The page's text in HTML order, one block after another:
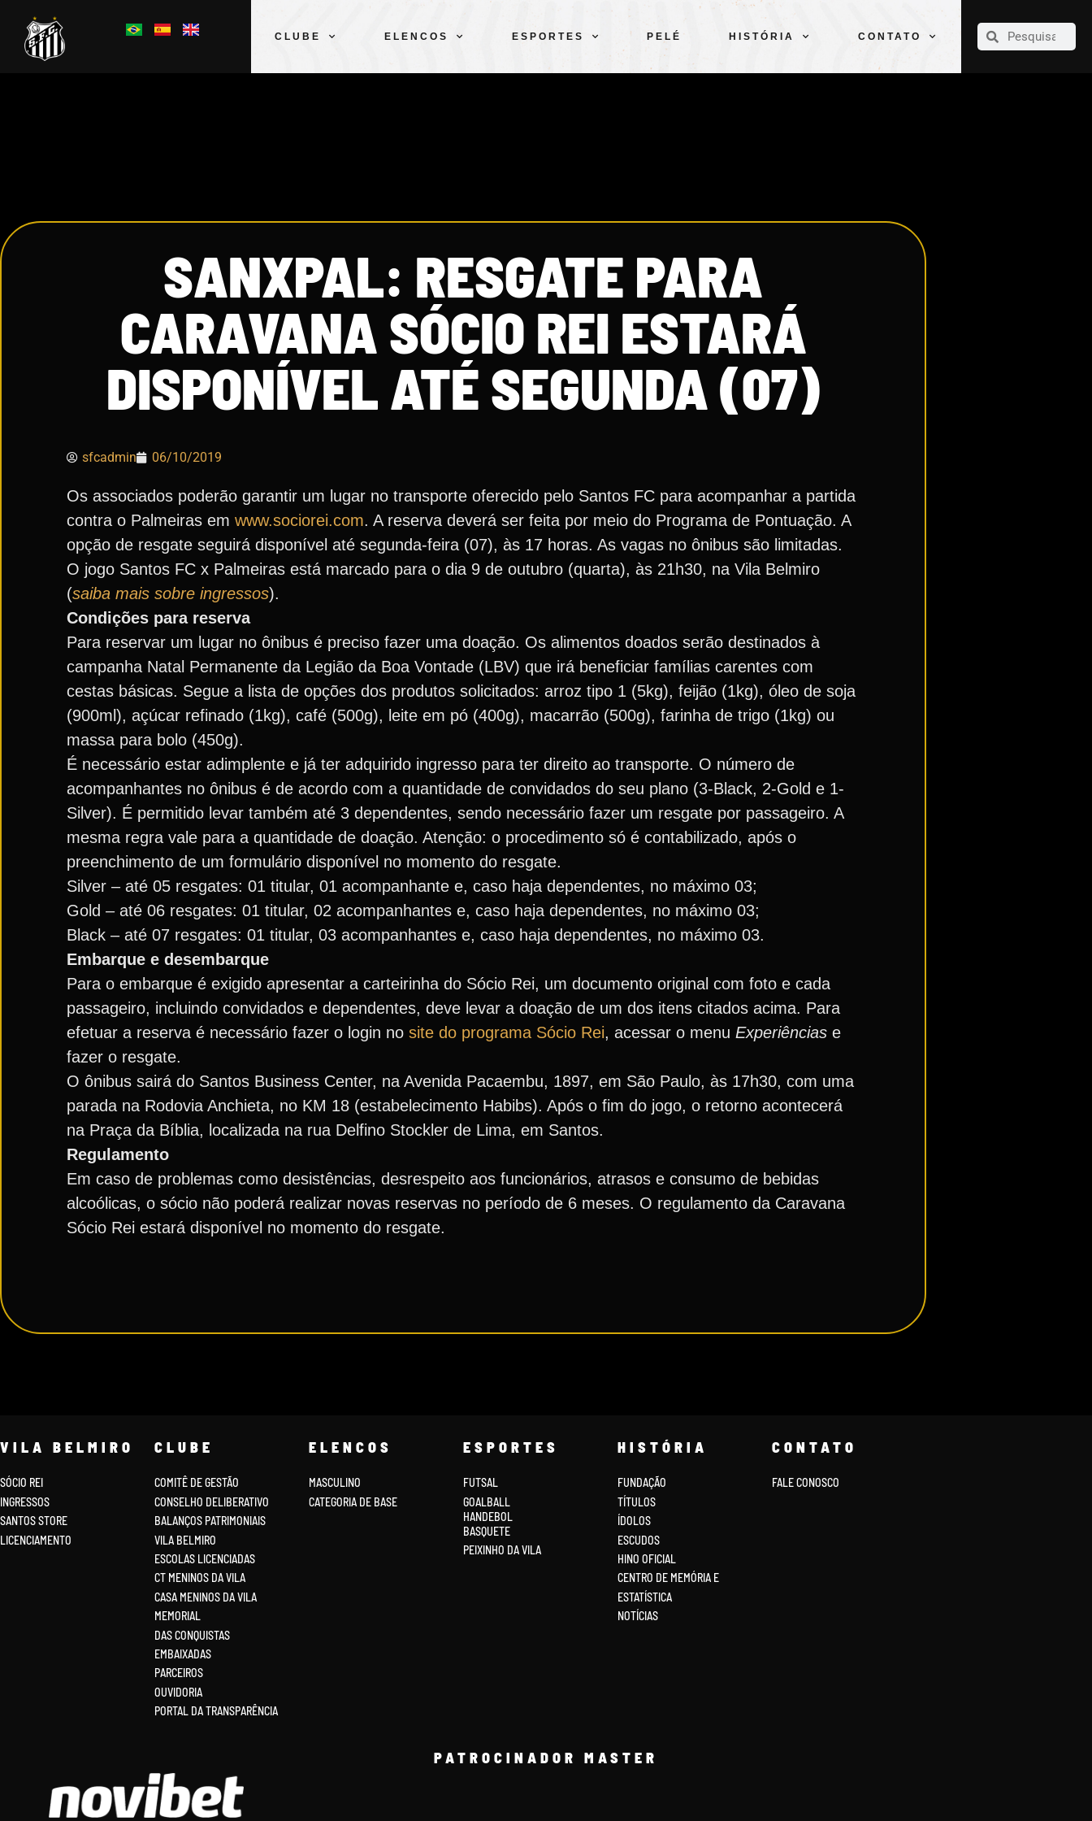
CLUBE ELENCOS ESPORTES PELÉ HISTÓRIA CONTATO
CLUBE
SANXPAL: RESGATE PARA
CARAVANA SÓCIO REI ESTARÁ
DISPONÍVEL ATÉ SEGUNDA (07)
sfcadmin 06/10/2019
Os associados poderão garantir um lugar no transporte oferecido pelo Santos FC para acompanhar a partida
contra o Palmeiras em www.sociorei.com. A reserva deverá ser feita por meio do Programa de Pontuação. A
opção de resgate seguirá disponível até segunda-feira (07), às 17 horas. As vagas no ônibus são limitadas.
O jogo Santos FC x Palmeiras está marcado para o dia 9 de outubro (quarta), às 21h30, na Vila Belmiro
(saiba mais sobre ingressos).
Condições para reserva
Para reservar um lugar no ônibus é preciso fazer uma doação. Os alimentos doados serão destinados à
campanha Natal Permanente da Legião da Boa Vontade (LBV) que irá beneficiar famílias carentes com
cestas básicas. Segue a lista de opções dos produtos solicitados: arroz tipo 1 (5kg), feijão (1kg), óleo de soja
(900ml), açúcar refinado (1kg), café (500g), leite em pó (400g), macarrão (500g), farinha de trigo (1kg) ou
massa para bolo (450g).
É necessário estar adimplente e já ter adquirido ingresso para ter direito ao transporte. O número de
acompanhantes no ônibus é de acordo com a quantidade de convidados do seu plano (3-Black, 2-Gold e 1-
Silver). É permitido levar também até 3 dependentes, sendo necessário fazer um resgate por passageiro. A
mesma regra vale para a quantidade de doação. Atenção: o procedimento só é contabilizado, após o
preenchimento de um formulário disponível no momento do resgate.
Silver – até 05 resgates: 01 titular, 01 acompanhante e, caso haja dependentes, no máximo 03;
Gold – até 06 resgates: 01 titular, 02 acompanhantes e, caso haja dependentes, no máximo 03;
Black – até 07 resgates: 01 titular, 03 acompanhantes e, caso haja dependentes, no máximo 03.
Embarque e desembarque
Para o embarque é exigido apresentar a carteirinha do Sócio Rei, um documento original com foto e cada
passageiro, incluindo convidados e dependentes, deve levar a doação de um dos itens citados acima. Para
efetuar a reserva é necessário fazer o login no site do programa Sócio Rei, acessar o menu Experiências e
fazer o resgate.
O ônibus sairá do Santos Business Center, na Avenida Pacaembu, 1897, em São Paulo, às 17h30, com uma
parada na Rodovia Anchieta, no KM 18 (estabelecimento Habibs). Após o fim do jogo, o retorno acontecerá
na Praça da Bíblia, localizada na rua Delfino Stockler de Lima, em Santos.
Regulamento
Em caso de problemas como desistências, desrespeito aos funcionários, atrasos e consumo de bebidas
alcoólicas, o sócio não poderá realizar novas reservas no período de 6 meses. O regulamento da Caravana
Sócio Rei estará disponível no momento do resgate.
VILA BELMIRO
SÓCIO REI
INGRESSOS
SANTOS STORE
LICENCIAMENTO
CLUBE
COMITÊ DE GESTÃO
CONSELHO DELIBERATIVO
BALANÇOS PATRIMONIAIS
VILA BELMIRO
ESCOLAS LICENCIADAS
CT MENINOS DA VILA
CASA MENINOS DA VILA
MEMORIAL
DAS CONQUISTAS
EMBAIXADAS
PARCEIROS
OUVIDORIA
PORTAL DA TRANSPARÊNCIA
ELENCOS
MASCULINO
CATEGORIA DE BASE
ESPORTES
FUTSAL
GOALBALL
HANDEBOL
BASQUETE
PEIXINHO DA VILA
HISTÓRIA
FUNDAÇÃO
TÍTULOS
ÍDOLOS
ESCUDOS
HINO OFICIAL
CENTRO DE MEMÓRIA E
ESTATÍSTICA
NOTÍCIAS
CONTATO
FALE CONOSCO
PATROCINADOR MASTER